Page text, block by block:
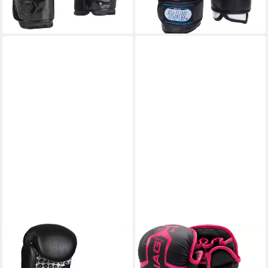
Hochwertig Robust 8-10-12-
14-16 Unzen
lieferbar - in 2-3 Werktagen bei dir
(27,99 €/ 1 Paar)
lieferbar - in 2-3 Werktagen bei dir
TOP TEN
Boxhandschuhe Fight
Wettkampf Box-Handschuhe
JAG GEARS
Boxhandschuhe MMA-
Sparringhandschuhe